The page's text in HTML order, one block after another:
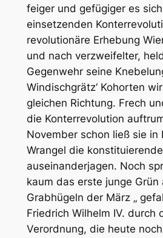
feiger und gefügiger es
einsetzenden
revolutionäre Erhebung
und nach verzweifelter,
Gegenwehr seine
Windischgrätz‘ Kohorten
gleichen Richtung. Frech
die Konterrevolution
November schon ließ sie in
Wrangel die
auseinanderjagen. Noch
kaum das erste junge Grün
Grabhügeln der März „
Friedrich Wilhelm IV. durch
Verordnung, die heute